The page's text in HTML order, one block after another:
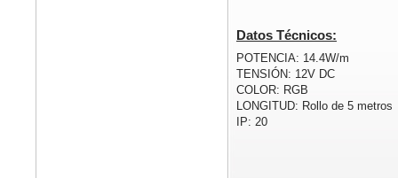
Datos Técnicos:
POTENCIA: 14.4W/m
TENSIÓN: 12V DC
COLOR: RGB
LONGITUD: Rollo de 5 metros
IP: 20